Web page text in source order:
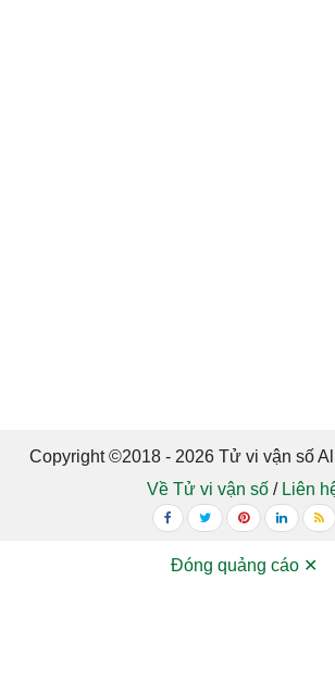
Copyright ©2018 - 2026 Tử vi vận số
Về Tử vi vận số / Liên
Đóng quảng cáo ✕